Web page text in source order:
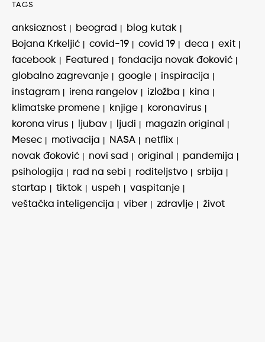
TAGS
anksioznost beograd
blog kutak
Bojana Krkeljić
covid-19 covid 19 deca
exit
facebook
Featured
fondacija novak đoković
globalno zagrevanje
google
inspiracija
instagram
irena rangelov izložba
kina
klimatske promene
knjige
koronavirus
korona virus
ljubav ljudi
magazin original
Mesec
motivacija NASA
netflix
novak đoković
novi sad original
pandemija
psihologija
rad na sebi roditeljstvo
srbija
startap
tiktok uspeh
vaspitanje
veštačka inteligencija
viber zdravlje život